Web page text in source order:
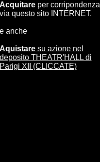
Acquitareper corripondenza
via questo sito INTERNET.
e anche
Aquistaresu azione nel
deposito THEATR'HALL di
Parigi XII (CLICCATE)